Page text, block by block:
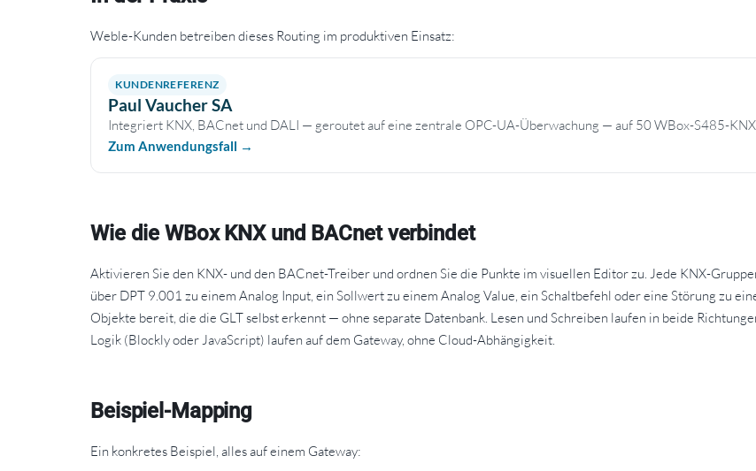
Weble-Kunden betreiben dieses Routing im produktiven Einsatz:
KUNDENREFERENZ
Paul Vaucher SA
Integriert KNX, BACnet und DALI — geroutet auf eine zentrale OPC-UA-Überwachung — auf 50 WBox-S485-
Zum Anwendungsfall →
Wie die WBox KNX und BACnet verbindet
Aktivieren Sie den KNX- und den BACnet-Treiber und ordnen Sie die Punkte im visuellen Editor zu. Jede KNX-
über DPT 9.001 zu einem Analog Input, ein Sollwert zu einem Analog Value, ein Schaltbefehl oder eine Störung zu
Objekte bereit, die die GLT selbst erkennt — ohne separate Datenbank. Lesen und Schreiben laufen in beide
Logik (Blockly oder JavaScript) laufen auf dem Gateway, ohne Cloud-Abhängigkeit.
Beispiel-Mapping
Ein konkretes Beispiel, alles auf einem Gateway: